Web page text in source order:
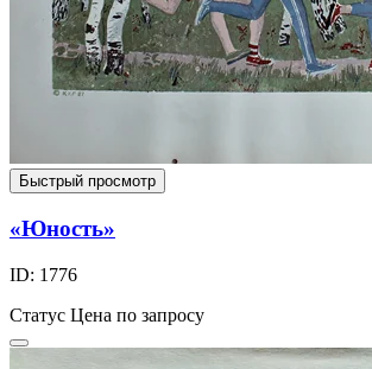
Быстрый просмотр
«Юность»
ID: 1776
Статус Цена по запросу